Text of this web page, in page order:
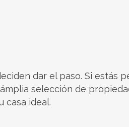
dar el paso. Si estás
selección de
casa ideal.